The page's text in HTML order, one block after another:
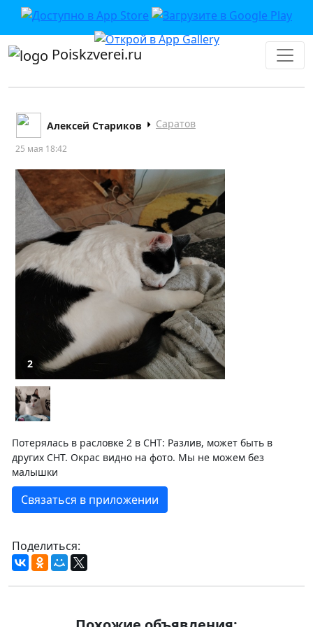
Poiskzverei.ru
Алексей Стариков Саратов
25 мая 18:42
2
Потерялась в расловке 2 в СНТ: Разлив, может быть в
других СНТ. Окрас видно на фото. Мы не можем без
малышки
Связаться в приложении
Поделиться: